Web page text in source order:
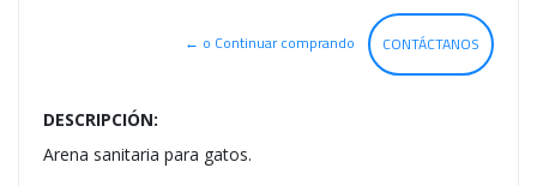
CONTÁCTANOS
← o Continuar comprando
DESCRIPCIÓN:
Arena sanitaria para gatos.